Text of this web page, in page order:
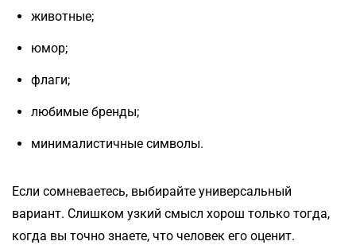
животные;
юмор;
флаги;
любимые бренды;
минималистичные символы.
Если сомневаетесь, выбирайте универсальный
вариант. Слишком узкий смысл хорош только тогда,
когда вы точно знаете, что человек его оценит.